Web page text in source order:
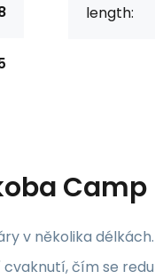
length:
v několika
čím se